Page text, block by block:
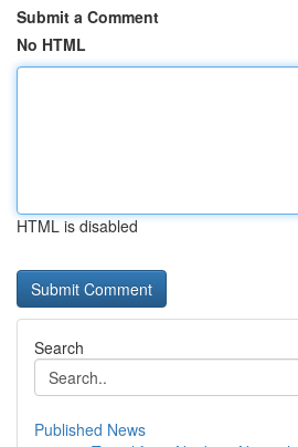
Submit a Comment
No HTML
HTML is disabled
Search
Published News